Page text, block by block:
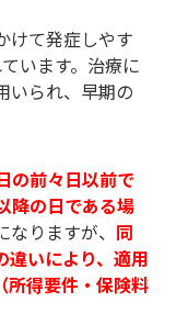
けて発症しやす
います。治療に
いられ、早期の
の前々日以前で
降の日である場
りますが、 同
違いにより、適用
所得要件・保険料